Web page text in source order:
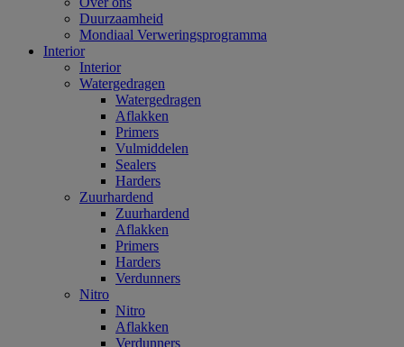
Duurzaamheid
Mondiaal Verweringsprogramma
Interior
Interior
Watergedragen
Watergedragen
Aflakken
Primers
Vulmiddelen
Sealers
Harders
Zuurhardend
Zuurhardend
Aflakken
Primers
Harders
Verdunners
Nitro
Nitro
Aflakken
Verdunners